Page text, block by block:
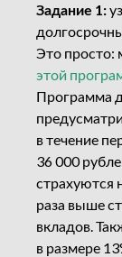
Задание 1:
Это просто:
этой
Программа
в течение
36 000
страхуются
раза выше
вкладов.
в размере